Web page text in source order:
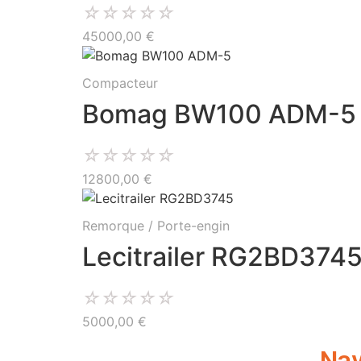
☆☆☆☆☆
45000,00 €
Compacteur
Bomag BW100 ADM-5
☆☆☆☆☆
12800,00 €
Remorque / Porte-engin
Lecitrailer RG2BD3745
☆☆☆☆☆
5000,00 €